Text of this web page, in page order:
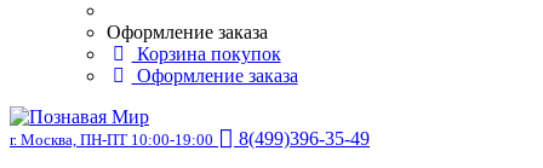
Оформление заказа
Корзина покупок
Оформление заказа
г. Москва, ПН-ПТ 10:00-19:00
8(499)396-35-49